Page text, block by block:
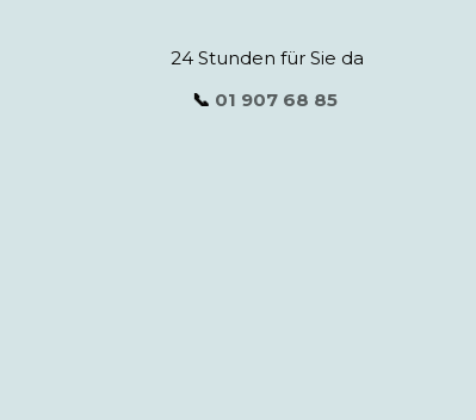
24 Stunden für Sie da
📞 01 907 68 85